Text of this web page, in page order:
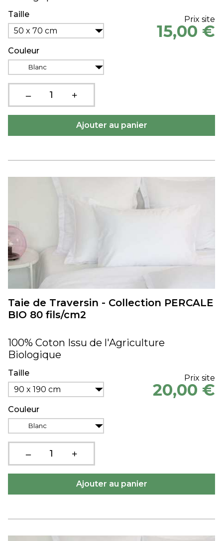
Taille
50 x 70 cm
Couleur
Blanc
Prix site
15,00 €
Taie de Traversin - Collection PERCALE
BIO 80 fils/cm2
100% Coton Issu de l'Agriculture
Biologique
Taille
90 x 190 cm
Couleur
Blanc
Prix site
20,00 €